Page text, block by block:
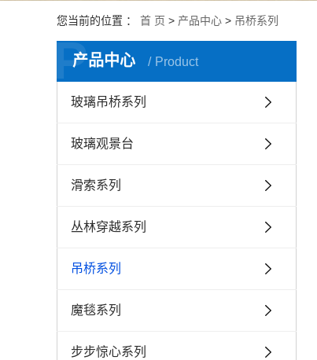
您当前的位置 ： 首 页 > 产品中心 > 吊桥系列
产品中心 Product
P
玻璃吊桥系列
玻璃观景台
滑索系列
丛林穿越系列
吊桥系列
魔毯系列
步步惊心系列